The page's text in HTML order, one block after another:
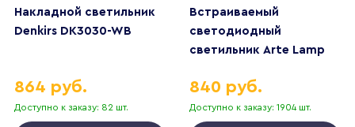
Накладной светильник
Denkirs DK3030-WB
Доступно к заказу: 82 шт.
864 руб.
Встраиваемый
светодиодный
светильник Arte Lamp
Доступно к заказу: 1904 шт.
840 руб.